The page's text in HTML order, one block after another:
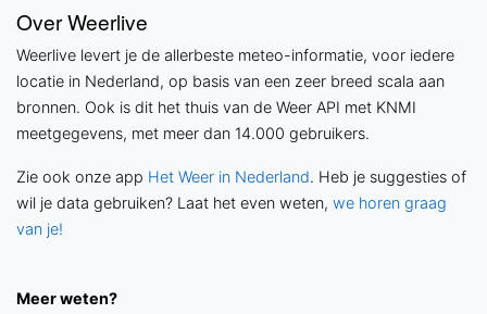
Over Weerlive
Weerlive levert je de allerbeste meteo-informatie, voor iedere
locatie in Nederland, op basis van een zeer breed scala aan
bronnen. Ook is dit het thuis van de Weer API met KNMI
meetgegevens, met meer dan 14.000 gebruikers.
Zie ook onze app Het Weer in Nederland. Heb je suggesties of
wil je data gebruiken? Laat het even weten, we horen graag
van je!
Meer weten?